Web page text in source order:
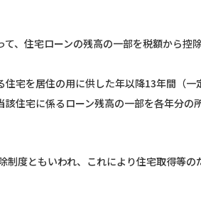
て、住宅ローンの残高の一部を税額から控
住宅を居住の用に供した年以降13年間（一
該住宅に係るローン残高の一部を各年分の
制度ともいわれ、これにより住宅取得等の